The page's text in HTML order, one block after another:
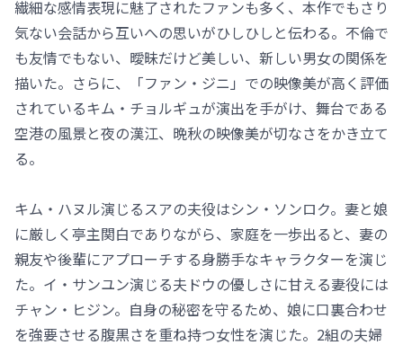
繊細な感情表現に魅了されたファンも多く、本作でもさり
気ない会話から互いへの思いがひしひしと伝わる。不倫で
も友情でもない、曖昧だけど美しい、新しい男女の関係を
描いた。さらに、「ファン・ジニ」での映像美が高く評価
されているキム・チョルギュが演出を手がけ、舞台である
空港の風景と夜の漢江、晩秋の映像美が切なさをかき立て
る。
キム・ハヌル演じるスアの夫役はシン・ソンロク。妻と娘
に厳しく亭主関白でありながら、家庭を一歩出ると、妻の
親友や後輩にアプローチする身勝手なキャラクターを演じ
た。イ・サンユン演じる夫ドウの優しさに甘える妻役には
チャン・ヒジン。自身の秘密を守るため、娘に口裏合わせ
を強要させる腹黒さを重ね持つ女性を演じた。2組の夫婦